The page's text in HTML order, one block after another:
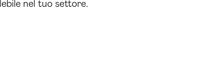
nel tuo settore.